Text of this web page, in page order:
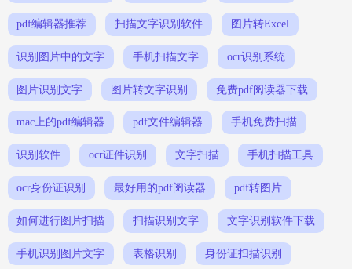
pdf编辑器推荐 扫描文字识别软件 图片转Excel
识别图片中的文字 手机扫描文字 ocr识别系统
图片识别文字 图片转文字识别 免费pdf阅读器下载
mac上的pdf编辑器 pdf文件编辑器 手机免费扫描
识别软件 ocr证件识别 文字扫描 手机扫描工具
ocr身份证识别 最好用的pdf阅读器 pdf转图片
如何进行图片扫描 扫描识别文字 文字识别软件下载
手机识别图片文字 表格识别 身份证扫描识别